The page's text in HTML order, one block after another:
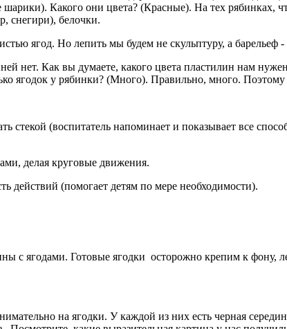
Какого они цвета? (Красные). На тех рябинках,
снегири), белочки.
ягод. Но лепить мы будем не скульптуру, а баре­льеф -
нет. Как вы думаете, какого цвета пластилин нам
ягодок у рябинки? (Много). Правильно, много. Поэтому
стекой (воспитатель напоминает и показывает все
делая круговые движения.
действий (помогает детям по мере необходимости).
с ягодами. Готовые ягодки осторожно крепим к фону,
на ягодки. У каждой из них есть черная